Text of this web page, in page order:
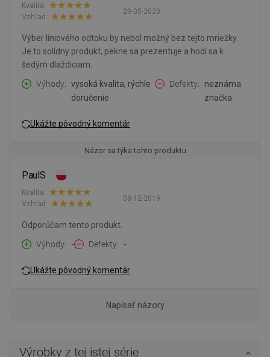
29-05-2020
Kvalita:
Vzhľad:
Výber líniového odtoku by nebol možný bez tejto mriežky.
Je to solídny produkt, pekne sa prezentuje a hodí sa k
šedým dlaždiciam.
Výhody
vysoká kvalita, rýchle
doručenie.
Defekty
neznáma
značka.
Ukážte pôvodný komentár
Názor sa týka tohto produktu
PaulS
08-12-2019
Kvalita:
Vzhľad:
Odporúčam tento produkt.
Výhody
- Defekty -
Ukážte pôvodný komentár
Napísať názory
Výrobky z tej istej série